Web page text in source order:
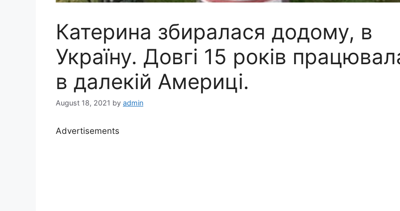
Катерина збиралася додому, в
Україну. Довгі 15 років
в далекій Америці.
August 18, 2021 by admin
Advertisements